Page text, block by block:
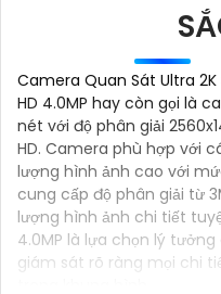
Camera Quan Sát Ultra
HD 4.0MP hay còn gọi là
nét với độ phân giải
HD. Camera phù hợp với
lượng hình ảnh cao với
cung cấp độ phân giải từ
lượng hình ảnh chi tiết
4.0MP là lựa chọn lý
giám sát rõ ràng mọi chi